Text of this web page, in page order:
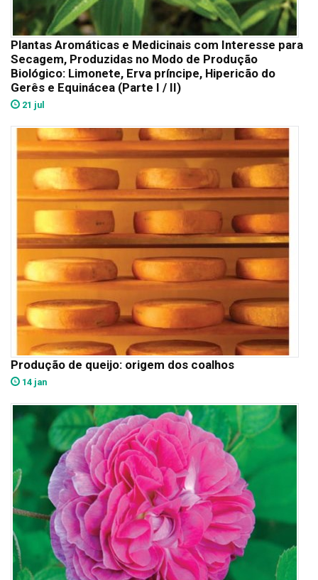
Plantas Aromáticas e Medicinais com Interesse para
Secagem, Produzidas no Modo de Produção
Biológico: Limonete, Erva príncipe, Hipericão do
Gerês e Equinácea (Parte I / II)
21 jul
Produção de queijo: origem dos coalhos
14 jan